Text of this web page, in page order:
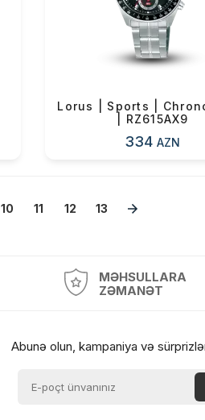
Lorus | Sports |
| RZ615AX9
334AZN
10 11 12 13
MƏHSULLARA
ZƏMANƏT
Abunə olun, kampaniya və